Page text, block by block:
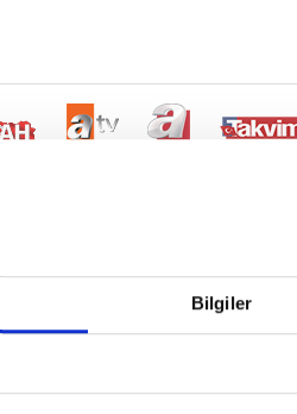
Bilgiler